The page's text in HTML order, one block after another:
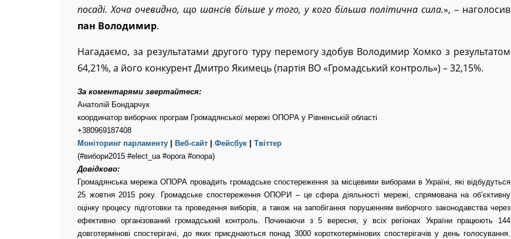
посаді. Хоча очевидно, що шансів більше у того, у кого більша політична сила.», – наголосив
пан Володимир.
Нагадаємо, за результатами другого туру перемогу здобув Володимир Хомко з результатом
64,21%, а його конкурент Дмитро Якимець (партія ВО «Громадський контроль») – 32,15%.
За коментарями звертайтеся:
Анатолій Бондарчук
координатор виборчих програм Громадянської мережі ОПОРА у Рівненській області
+380969187408
Моніторинг парламенту
Веб-сайт Фейсбук
Твіттер
(#вибори2015 #elect_ua #opora #опора)
Довідково:
Громадянська мережа ОПОРА провадить громадське спостереження за місцевими виборами в Україні, які відбудуться
25 жовтня 2015 року. Громадське спостереження ОПОРИ – це сфера діяльності мережі, спрямована на об’єктивну
оцінку процесу підготовки та проведення виборів, а також на запобігання порушенням виборчого законодавства через
ефективно організований громадський контроль. Починаючи з 5 вересня, у всіх регіонах України працюють 144
довготермінові спостерігачі, до яких приєднаються понад 3000 короткотермінових спостерігачів у день голосування.